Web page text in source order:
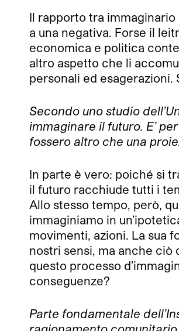
Il rapporto tra
a una negativa. Forse il
economica e politica
altro aspetto che li
personali ed
Secondo uno studio
immaginare il futuro. E’
fossero altro che una
In parte è vero: poiché si
il futuro racchiude tutti i
Allo stesso tempo, però,
immaginiamo in
movimenti, azioni. La sua
nostri sensi, ma anche ciò
questo processo
conseguenze?
Parte fondamentale